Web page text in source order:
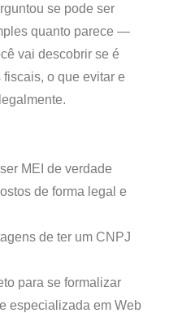
se pode ser
quanto parece —
vai descobrir se é
fiscais, o que evitar e
.
MEI de verdade
de forma legal e
de ter um CNPJ
para se formalizar
especializada em Web